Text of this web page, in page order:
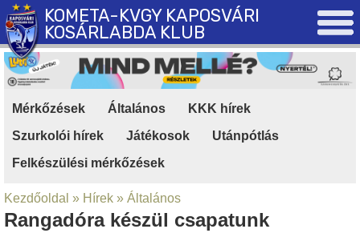
KOMETA-KVGY KAPOSVÁRI
KOSÁRLABDA KLUB
Mérkőzések Általános KKK hírek
Szurkolói hírek
Játékosok Utánpótlás
Felkészülési mérkőzések
Kezdőoldal » Hírek » Általános
Rangadóra készül csapatunk